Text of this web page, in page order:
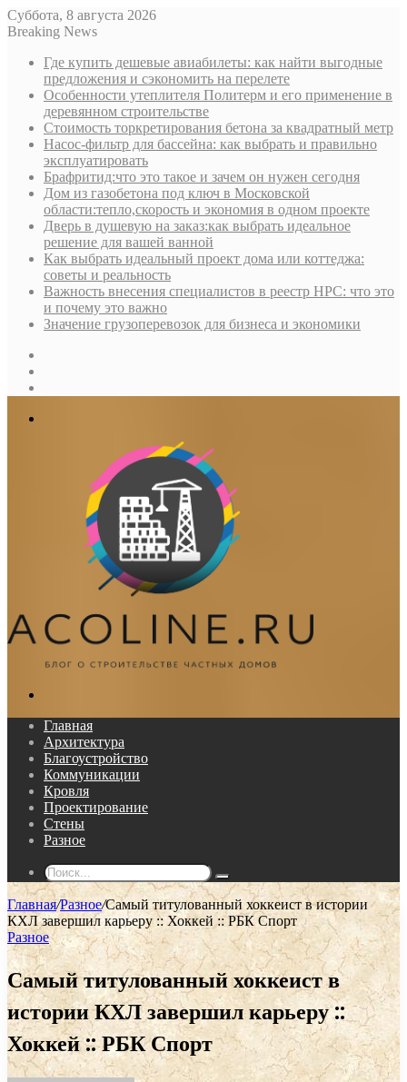
Суббота, 8 августа 2026
Breaking News
Где купить дешевые авиабилеты: как найти выгодные
предложения и сэкономить на перелете
Особенности утеплителя Политерм и его применение в
деревянном строительстве
Стоимость торкретирования бетона за квадратный метр
Насос-фильтр для бассейна: как выбрать и правильно
эксплуатировать
Брафритид:что это такое и зачем он нужен сегодня
Дом из газобетона под ключ в Московской
области:тепло,скорость и экономия в одном проекте
Дверь в душевую на заказ:как выбрать идеальное
решение для вашей ванной
Как выбрать идеальный проект дома или коттеджа:
советы и реальность
Важность внесения специалистов в реестр НРС: что это
и почему это важно
Значение грузоперевозок для бизнеса и экономики
Главная
Архитектура
Благоустройство
Коммуникации
Кровля
Проектирование
Стены
Разное
Поиск...
Главная/Разное/Самый титулованный хоккеист в истории
КХЛ завершил карьеру :: Хоккей :: РБК Спорт
Разное
Самый титулованный хоккеист в
истории КХЛ завершил карьеру ::
Хоккей :: РБК Спорт